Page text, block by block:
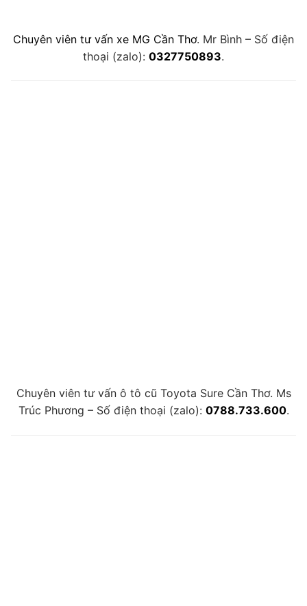
Chuyên viên tư vấn xe MG Cần Thơ. Mr Bình – Số điện
thoại (zalo): 0327750893.
Chuyên viên tư vấn ô tô cũ Toyota Sure Cần Thơ. Ms
Trúc Phương – Số điện thoại (zalo): 0788.733.600.